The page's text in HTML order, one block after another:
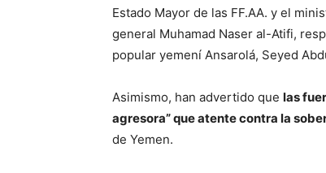
Estado Mayor de las FF.AA. y el
general Muhamad Naser al-Atifi,
popular yemení Ansarolá, Seyed
Asimismo, han advertido que las
agresora” que atente contra la
de Yemen.